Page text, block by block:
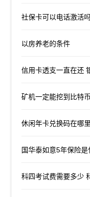
社保卡可以电话激活
以房养老的条件
信用卡透支一直在还
矿机一定能挖到比特
休闲年卡兑换码在哪
国华泰如意5年保险是
科四考试费需要多少